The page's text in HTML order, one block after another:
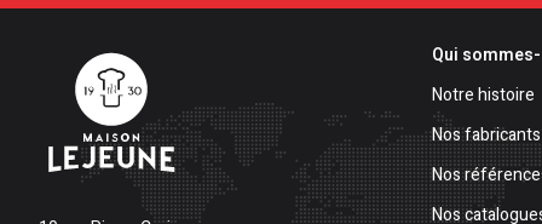
Qui
Notre histoire
Nos fabricants
Nos
Nos